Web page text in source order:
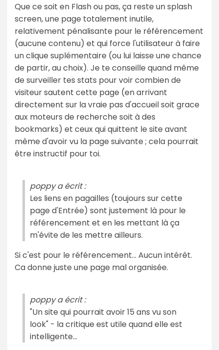
Que ce soit en Flash ou pas, ça reste un splash
screen, une page totalement inutile,
relativement pénalisante pour le référencement
(aucune contenu) et qui force l'utilisateur à faire
un clique suplémentaire (ou lui laisse une chance
de partir, au choix). Je te conseille quand même
de surveiller tes stats pour voir combien de
visiteur sautent cette page (en arrivant
directement sur la vraie pas d'accueil soit grace
aux moteurs de recherche soit à des
bookmarks) et ceux qui quittent le site avant
même d'avoir vu la page suivante ; cela pourrait
être instructif pour toi.
poppy a écrit :
Les liens en pagailles (toujours sur cette
page d'Entrée) sont justement là pour le
référencement et en les mettant là ça
m'évite de les mettre ailleurs.
Si c'est pour le référencement... Aucun intérêt.
Ca donne juste une page mal organisée.
poppy a écrit :
"Un site qui pourrait avoir 15 ans vu son
look" - la critique est utile quand elle est
intelligente...